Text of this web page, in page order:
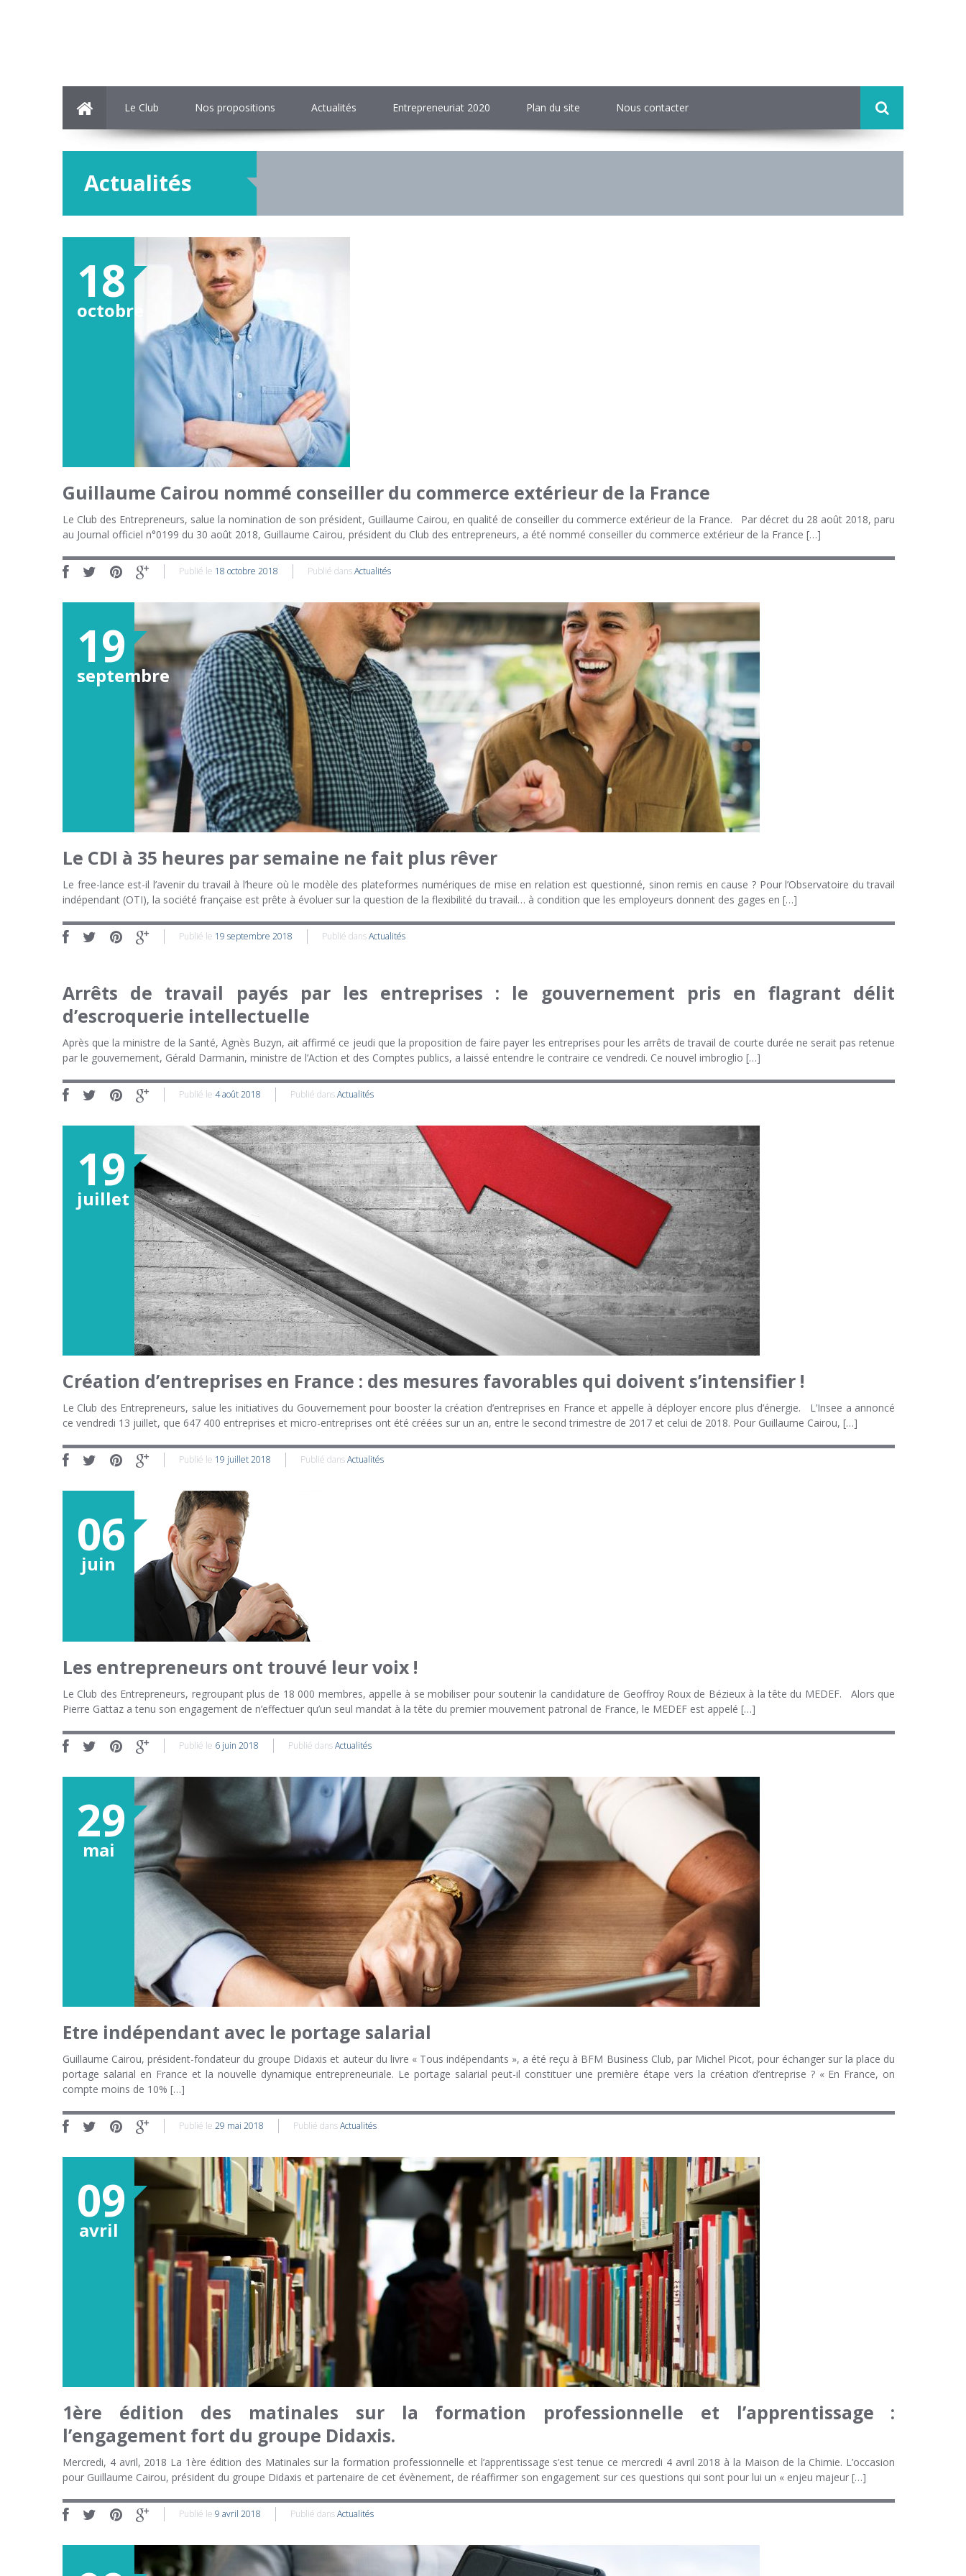
Le Club Nos propositions Actualités Entrepreneuriat 2020 Plan du site Nous contacter
Actualités
18
octobre
Guillaume Cairou nommé conseiller du commerce extérieur de la France
Le Club des Entrepreneurs, salue la nomination de son président, Guillaume Cairou, en qualité de conseiller du commerce extérieur de la France. Par décret du 28 août 2018, paru
au Journal officiel n°0199 du 30 août 2018, Guillaume Cairou, président du Club des entrepreneurs, a été nommé conseiller du commerce extérieur de la France […]
Publié le 18 octobre 2018 Publié dansActualités
19
septembre
Le CDI à 35 heures par semaine ne fait plus rêver
Le free-lance est-il l’avenir du travail à l’heure où le modèle des plateformes numériques de mise en relation est questionné, sinon remis en cause ? Pour l’Observatoire du travail
indépendant (OTI), la société française est prête à évoluer sur la question de la flexibilité du travail… à condition que les employeurs donnent des gages en […]
Publié le 19 septembre 2018 Publié dansActualités
Arrêts de travail payés par les entreprises : le gouvernement pris en flagrant délit
d’escroquerie intellectuelle
Après que la ministre de la Santé, Agnès Buzyn, ait affirmé ce jeudi que la proposition de faire payer les entreprises pour les arrêts de travail de courte durée ne serait pas retenue
par le gouvernement, Gérald Darmanin, ministre de l’Action et des Comptes publics, a laissé entendre le contraire ce vendredi. Ce nouvel imbroglio […]
Publié le 4 août 2018 Publié dansActualités
19
juillet
Création d’entreprises en France : des mesures favorables qui doivent s’intensifier !
Le Club des Entrepreneurs, salue les initiatives du Gouvernement pour booster la création d’entreprises en France et appelle à déployer encore plus d’énergie. L’Insee a annoncé
ce vendredi 13 juillet, que 647 400 entreprises et micro-entreprises ont été créées sur un an, entre le second trimestre de 2017 et celui de 2018. Pour Guillaume Cairou, […]
Publié le 19 juillet 2018 Publié dansActualités
06
juin
Les entrepreneurs ont trouvé leur voix !
Le Club des Entrepreneurs, regroupant plus de 18 000 membres, appelle à se mobiliser pour soutenir la candidature de Geoffroy Roux de Bézieux à la tête du MEDEF. Alors que
Pierre Gattaz a tenu son engagement de n’effectuer qu’un seul mandat à la tête du premier mouvement patronal de France, le MEDEF est appelé […]
Publié le 6 juin 2018 Publié dansActualités
29
mai
Etre indépendant avec le portage salarial
Guillaume Cairou, président-fondateur du groupe Didaxis et auteur du livre « Tous indépendants », a été reçu à BFM Business Club, par Michel Picot, pour échanger sur la place du
portage salarial en France et la nouvelle dynamique entrepreneuriale. Le portage salarial peut-il constituer une première étape vers la création d’entreprise ? « En France, on
compte moins de 10% […]
Publié le 29 mai 2018 Publié dansActualités
09
avril
1ère édition des matinales sur la formation professionnelle et l’apprentissage :
l’engagement fort du groupe Didaxis.
Mercredi, 4 avril, 2018 La 1ère édition des Matinales sur la formation professionnelle et l’apprentissage s’est tenue ce mercredi 4 avril 2018 à la Maison de la Chimie. L’occasion
pour Guillaume Cairou, président du groupe Didaxis et partenaire de cet évènement, de réaffirmer son engagement sur ces questions qui sont pour lui un « enjeu majeur […]
Publié le 9 avril 2018 Publié dansActualités